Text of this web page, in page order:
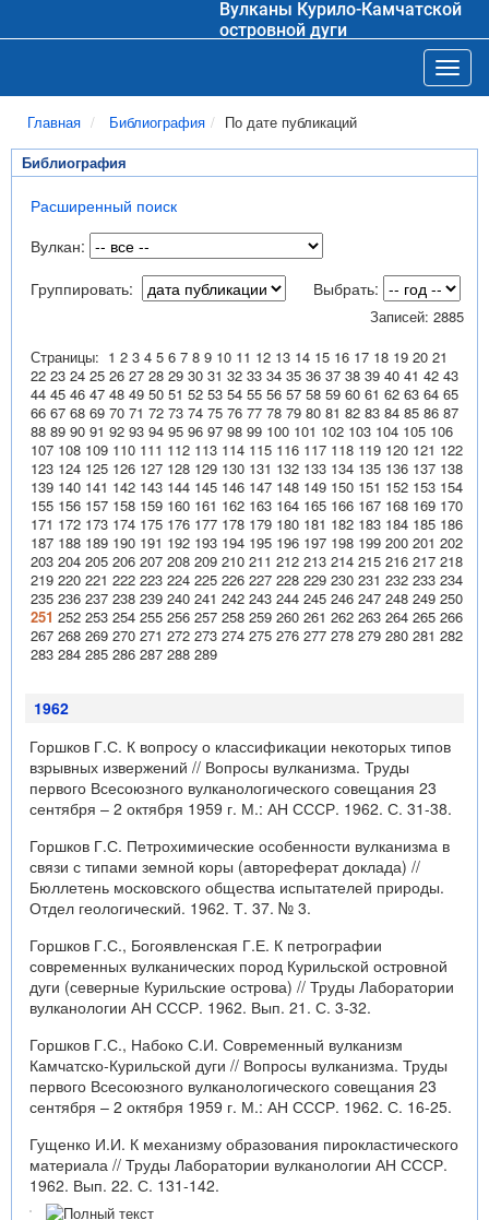
Вулканы Курило-Камчатской
островной дуги
Главная Библиография По дате публикаций
Библиография
Расширенный поиск
Вулкан:
Группировать:
Выбрать:
Записей: 2885
Страницы: 1 2 3 4 5 6 7 8 9 10 11 12 13 14 15 16 17 18 19 20 21
22 23 24 25 26 27 28 29 30 31 32 33 34 35 36 37 38 39 40 41 42 43
44 45 46 47 48 49 50 51 52 53 54 55 56 57 58 59 60 61 62 63 64 65
66 67 68 69 70 71 72 73 74 75 76 77 78 79 80 81 82 83 84 85 86 87
88 89 90 91 92 93 94 95 96 97 98 99 100 101 102 103 104 105 106
107 108 109 110 111 112 113 114 115 116 117 118 119 120 121 122
123 124 125 126 127 128 129 130 131 132 133 134 135 136 137 138
139 140 141 142 143 144 145 146 147 148 149 150 151 152 153 154
155 156 157 158 159 160 161 162 163 164 165 166 167 168 169 170
171 172 173 174 175 176 177 178 179 180 181 182 183 184 185 186
187 188 189 190 191 192 193 194 195 196 197 198 199 200 201 202
203 204 205 206 207 208 209 210 211 212 213 214 215 216 217 218
219 220 221 222 223 224 225 226 227 228 229 230 231 232 233 234
235 236 237 238 239 240 241 242 243 244 245 246 247 248 249 250
251 252 253 254 255 256 257 258 259 260 261 262 263 264 265 266
267 268 269 270 271 272 273 274 275 276 277 278 279 280 281 282
283 284 285 286 287 288 289
1962
Горшков Г.С. К вопросу о классификации некоторых типов
взрывных извержений // Вопросы вулканизма. Труды
первого Всесоюзного вулканологического совещания 23
сентября – 2 октября 1959 г. М.: АН СССР. 1962. С. 31-38.
Горшков Г.С. Петрохимические особенности вулканизма в
связи с типами земной коры (автореферат доклада) //
Бюллетень московского общества испытателей природы.
Отдел геологический. 1962. Т. 37. № 3.
Горшков Г.С., Богоявленская Г.Е. К петрографии
современных вулканических пород Курильской островной
дуги (северные Курильские острова) // Труды Лаборатории
вулканологии АН СССР. 1962. Вып. 21. С. 3-32.
Горшков Г.С., Набоко С.И. Современный вулканизм
Камчатско-Курильской дуги // Вопросы вулканизма. Труды
первого Всесоюзного вулканологического совещания 23
сентября – 2 октября 1959 г. М.: АН СССР. 1962. С. 16-25.
Гущенко И.И. К механизму образования пирокластического
материала // Труды Лаборатории вулканологии АН СССР.
1962. Вып. 22. С. 131-142.